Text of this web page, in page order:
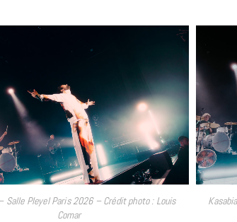
Salle Pleyel Paris 2026 – Crédit photo : Louis
Comar